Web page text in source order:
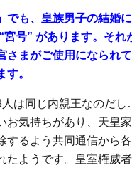
でも、皇族男子の結婚
宮号” があります。それ
さまがご使用になられ
す。
人は同じ内親王なのだ
お気持ちがあり、天皇
するよう共同通信から
たようです。皇室権威